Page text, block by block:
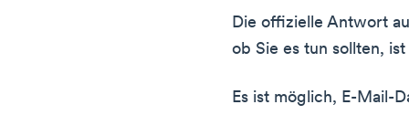
Die offizielle Antwort
ob Sie es tun sollten,
Es ist möglich, E-Mail-